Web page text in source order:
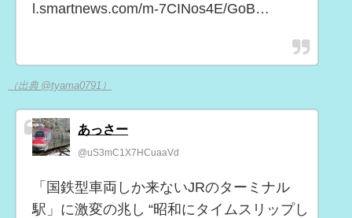
l.smartnews.com/m-7CINos4E/GoB…
（出典 @tyama0791）
あっさー
@uS3mC1X7HCuaaVd
「国鉄型車両しか来ないJRのターミナル
駅」に激変の兆し “昭和にタイムスリップし